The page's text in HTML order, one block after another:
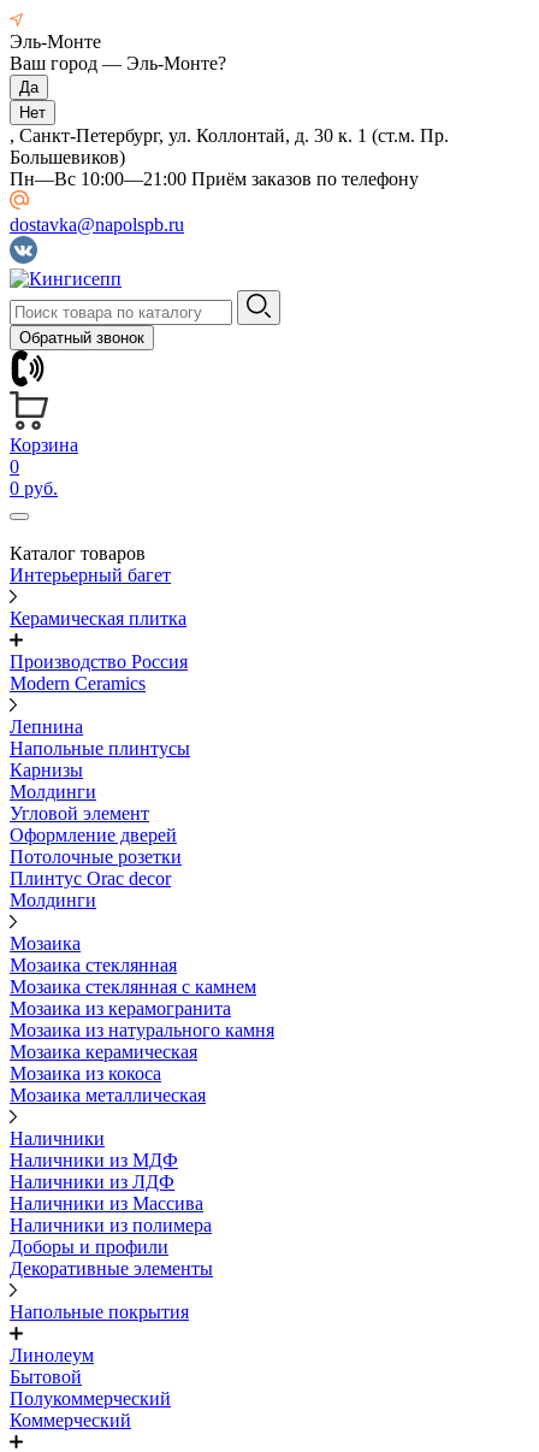
Эль-Монте
Ваш город — Эль-Монте?
, Санкт-Петербург, ул. Коллонтай, д. 30 к. 1 (ст.м. Пр.
Большевиков)
Пн—Вс 10:00—21:00 Приём заказов по телефону
dostavka@napolspb.ru
Обратный звонок
Корзина
0
0 руб.
Каталог товаров
Интерьерный багет
Керамическая плитка
Производство Россия
Modern Ceramics
Лепнина
Напольные плинтусы
Карнизы
Молдинги
Угловой элемент
Оформление дверей
Потолочные розетки
Плинтус Orac decor
Молдинги
Мозаика
Мозаика стеклянная
Мозаика стеклянная с камнем
Мозаика из керамогранита
Мозаика из натурального камня
Мозаика керамическая
Мозаика из кокоса
Мозаика металлическая
Наличники
Наличники из МДФ
Наличники из ЛДФ
Наличники из Массива
Наличники из полимера
Доборы и профили
Декоративные элементы
Напольные покрытия
Линолеум
Бытовой
Полукоммерческий
Коммерческий